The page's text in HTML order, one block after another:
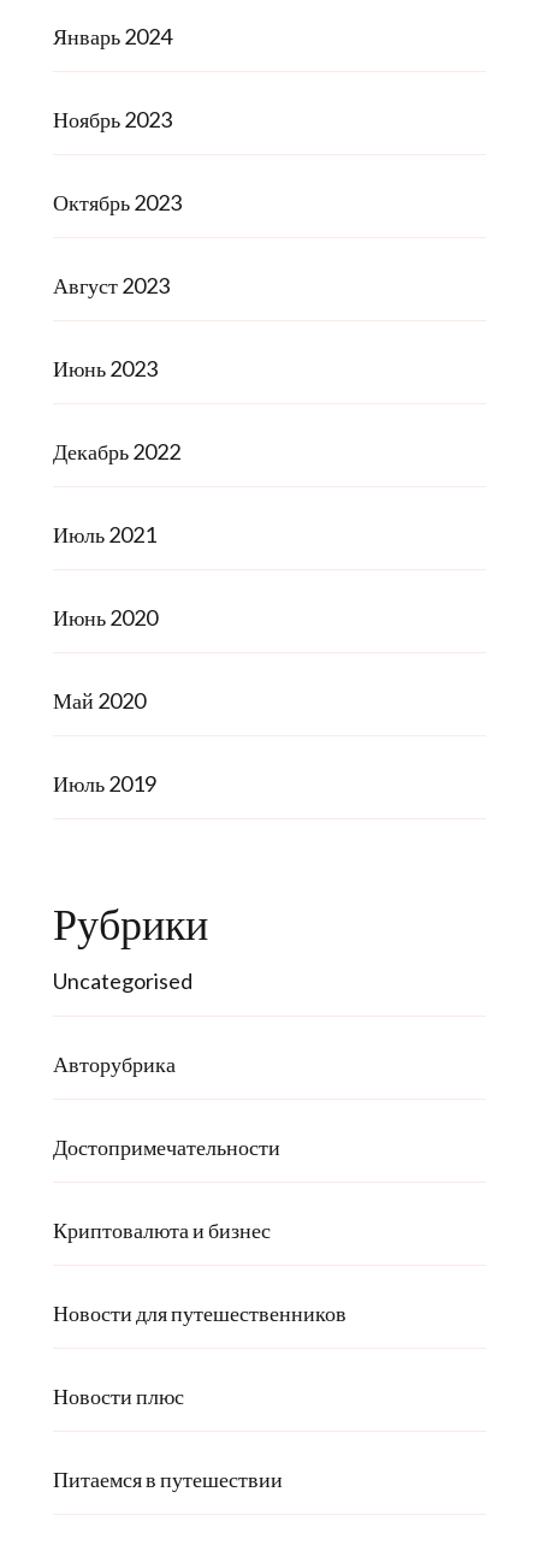
Январь 2024
Ноябрь 2023
Октябрь 2023
Август 2023
Июнь 2023
Декабрь 2022
Июль 2021
Июнь 2020
Май 2020
Июль 2019
Рубрики
Uncategorised
Авторубрика
Достопримечательности
Криптовалюта и бизнес
Новости для путешественников
Новости плюс
Питаемся в путешествии